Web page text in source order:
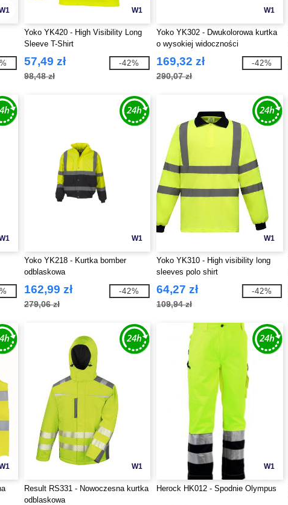
W1
Yoko YK420 - High Visibility Long
Sleeve T-Shirt
57,49 zł
98,48 zł
-42%
W1
Yoko YK302 - Dwukolorowa kurtka
o wysokiej widoczności
169,32 zł
290,07 zł
-42%
W1
Yoko YK218 - Kurtka bomber
odblaskowa
162,99 zł
279,06 zł
-42%
W1
Yoko YK310 - High visibility long
sleeves polo shirt
64,27 zł
109,94 zł
-42%
W1
Result RS331 - Nowoczesna kurtka
odblaskowa
W1
Herock HK012 - Spodnie Olympus